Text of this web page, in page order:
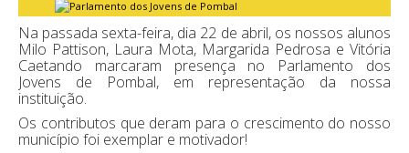
Na passada sexta-feira, dia 22 de abril, os nossos alunos
Milo Pattison, Laura Mota, Margarida Pedrosa e Vitória
Caetando marcaram presença no Parlamento dos
Jovens de Pombal, em representação da nossa
instituição.
Os contributos que deram para o crescimento do nosso
município foi exemplar e motivador!